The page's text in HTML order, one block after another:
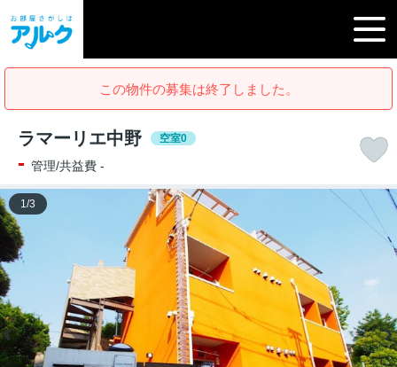
この物件の募集は終了しました。
ラマーリエ中野 空室0
- 管理/共益費 -
1 /3